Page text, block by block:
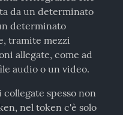
da un determinato
determinato
tramite mezzi
allegate, come ad
audio o un video.
spesso non
nel token c'è solo